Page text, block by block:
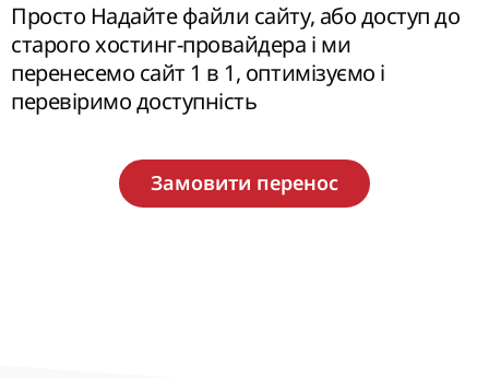
Просто Надайте файли сайту, або доступ до
старого хостинг-провайдера і ми
перенесемо сайт 1 в 1, оптимізуємо і
перевіримо доступність
Замовити перенос